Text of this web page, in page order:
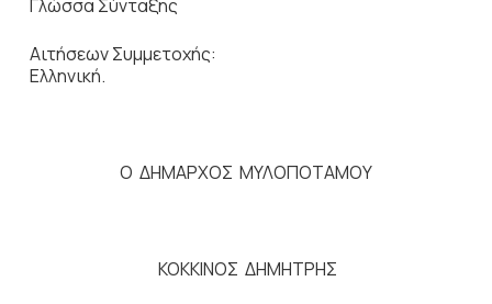
Γλώσσα Σύνταξης
Αιτήσεων Συμμετοχής:
Ελληνική.
Ο ΔΗΜΑΡΧΟΣ ΜΥΛΟΠΟΤΑΜΟΥ
ΚΟΚΚΙΝΟΣ ΔΗΜΗΤΡΗΣ